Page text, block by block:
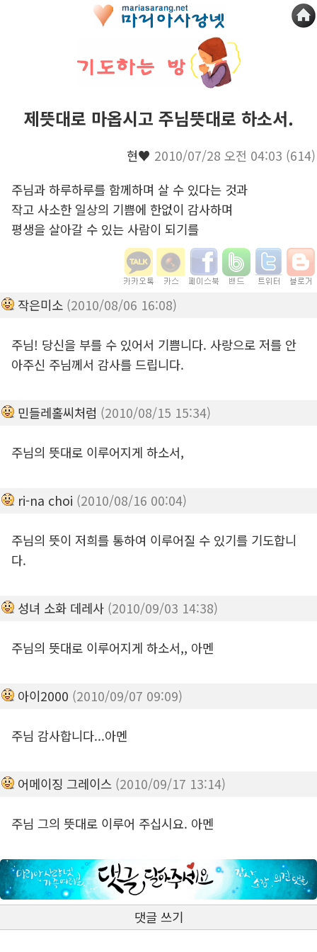
제뜻대로 마옵시고 주님뜻대로 하소서.
현♥ 2010/07/28 오전 04:03 (614)
주님과 하루하루를 함께하며 살 수 있다는 것과
작고 사소한 일상의 기쁨에 한없이 감사하며
평생을 살아갈 수 있는 사람이 되기를
작은미소 (2010/08/06 16:08)
주님! 당신을 부를 수 있어서 기쁨니다. 사랑으로 저를 안
아주신 주님께서 감사를 드립니다.
민들레홀씨처럼 (2010/08/15 15:34)
주님의 뜻대로 이루어지게 하소서,
ri-na choi (2010/08/16 00:04)
주님의 뜻이 저희를 통하여 이루어질 수 있기를 기도합니
다.
성녀 소화 데레사 (2010/09/03 14:38)
주님의 뜻대로 이루어지게 하소서,, 아멘
아이2000 (2010/09/07 09:09)
주님 감사합니다...아멘
어메이징 그레이스 (2010/09/17 13:14)
주님 그의 뜻대로 이루어 주십시요. 아멘
댓글 쓰기